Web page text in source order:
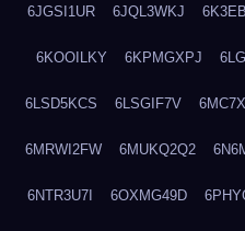
6JGSI1UR 6JQL3WKJ
6KOOILKY 6KPMGXPJ
6LSD5KCS 6LSGIF7V
6MRWI2FW 6MUKQ2Q2
6NTR3U7I 6OXMG49D